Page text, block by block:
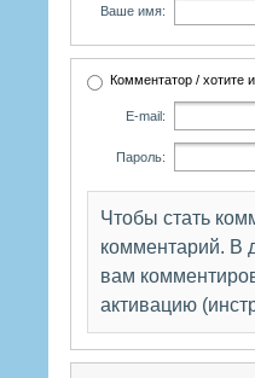
Ваше имя:
Комментатор / хотите
E-mail:
Пароль:
Чтобы стать
комментарий. В
вам
активацию